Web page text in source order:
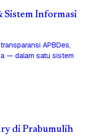
Sistem Informasi
APBDes,
— dalam satu sistem
di Prabumulih